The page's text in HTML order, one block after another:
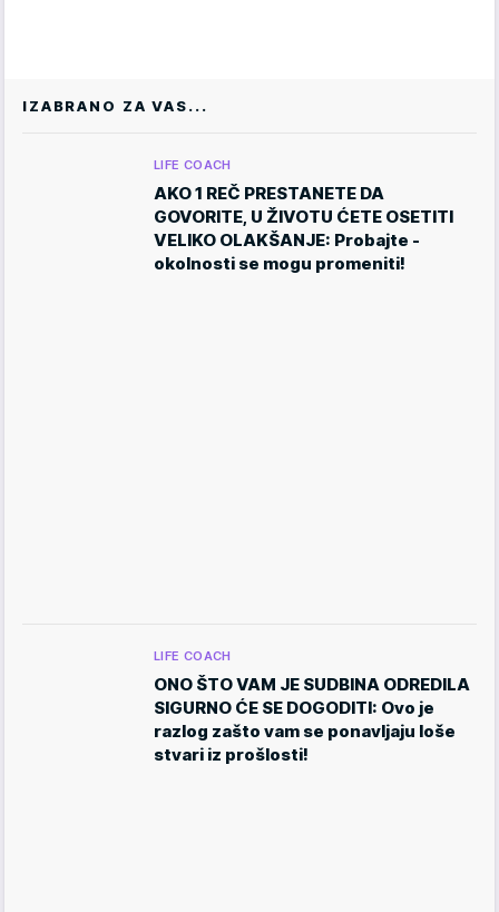
IZABRANO ZA VAS...
LIFE COACH
AKO 1 REČ PRESTANETE DA
GOVORITE, U ŽIVOTU ĆETE OSETITI
VELIKO OLAKŠANJE: Probajte -
okolnosti se mogu promeniti!
LIFE COACH
ONO ŠTO VAM JE SUDBINA ODREDILA
SIGURNO ĆE SE DOGODITI: Ovo je
razlog zašto vam se ponavljaju loše
stvari iz prošlosti!